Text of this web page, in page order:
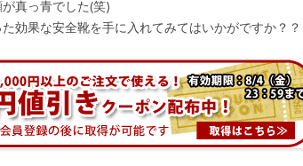
真っ青でした(笑)
効果な安全靴を手に入れてみてはいかがですか？？